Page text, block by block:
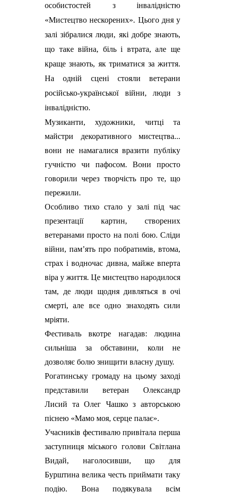
особистостей з інвалідністю
«Мистецтво нескорених». Цього дня у
залі зібралися люди, які добре знають,
що таке війна, біль і втрата, але ще
краще знають, як триматися за життя.
На одній сцені стояли ветерани
російсько-української війни, люди з
інвалідністю.
Музиканти, художники, читці та
майстри декоративного мистецтва...
вони не намагалися вразити публіку
гучністю чи пафосом. Вони просто
говорили через творчість про те, що
пережили.
Особливо тихо стало у залі під час
презентації картин, створених
ветеранами просто на полі бою. Сліди
війни, пам’ять про побратимів, втома,
страх і водночас дивна, майже вперта
віра у життя. Це мистецтво народилося
там, де люди щодня дивляться в очі
смерті, але все одно знаходять сили
мріяти.
Фестиваль вкотре нагадав: людина
сильніша за обставини, коли не
дозволяє болю знищити власну душу.
Рогатинську громаду на цьому заході
представили ветеран Олександр
Лисий та Олег Чашко з авторською
піснею «Мамо моя, серце палає».
Учасників фестивалю привітала перша
заступниця міського голови Світлана
Видай, наголосивши, що для
Бурштина велика честь приймати таку
подію. Вона подякувала всім